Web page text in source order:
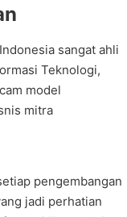
sangat ahli
Teknologi,
model
mitra
pengembangan
jadi perhatian